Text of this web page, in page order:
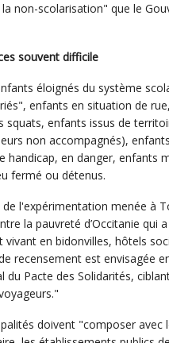
non-scolarisation" que le
souvent difficile
éloignés du système
enfants en situation de
squats, enfants issus de
non accompagnés),
handicap, en danger, enfants
fermé ou détenus.
l'expérimentation menée à
la pauvreté d’Occitanie qui
vivant en bidonvilles, hôtels
recensement est envisagée
du Pacte des Solidarités,
doivent "composer avec